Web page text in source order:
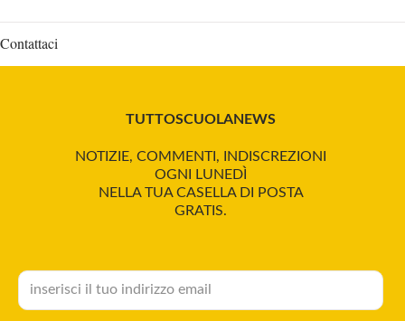
Contattaci
TUTTOSCUOLANEWS
NOTIZIE, COMMENTI, INDISCREZIONI
OGNI LUNEDÌ
NELLA TUA CASELLA DI POSTA
GRATIS.